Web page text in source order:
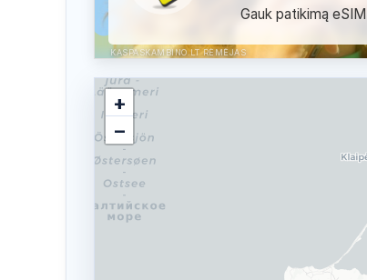
KASPASKAMBINO.LT RĖMĖJAS
Gauk patikimą
+
−